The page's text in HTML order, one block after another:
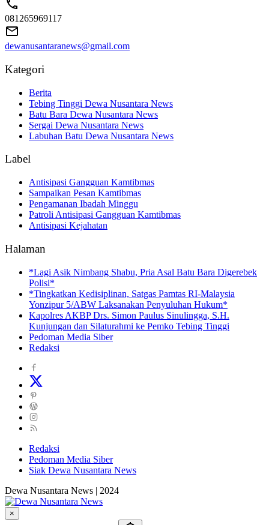
081265969117
dewanusantaranews@gmail.com
Kategori
Berita
Tebing Tinggi Dewa Nusantara News
Batu Bara Dewa Nusantara News
Sergai Dewa Nusantara News
Labuhan Batu Dewa Nusantara News
Label
Antisipasi Gangguan Kamtibmas
Sampaikan Pesan Kamtibmas
Pengamanan Ibadah Minggu
Patroli Antisipasi Gangguan Kamtibmas
Antisipasi Kejahatan
Halaman
*Lagi Asik Nimbang Shabu, Pria Asal Batu Bara Digerebek
Polisi*
*Tingkatkan Kedisiplinan, Satgas Pamtas RI-Malaysia
Yonzipur 5/ABW Laksanakan Penyuluhan Hukum*
Kapolres AKBP Drs. Simon Paulus Sinulingga, S.H.
Kunjungan dan Silaturahmi ke Pemko Tebing Tinggi
Pedoman Media Siber
Redaksi
Redaksi
Pedoman Media Siber
Siak Dewa Nusantara News
Dewa Nusantara News | 2024
×